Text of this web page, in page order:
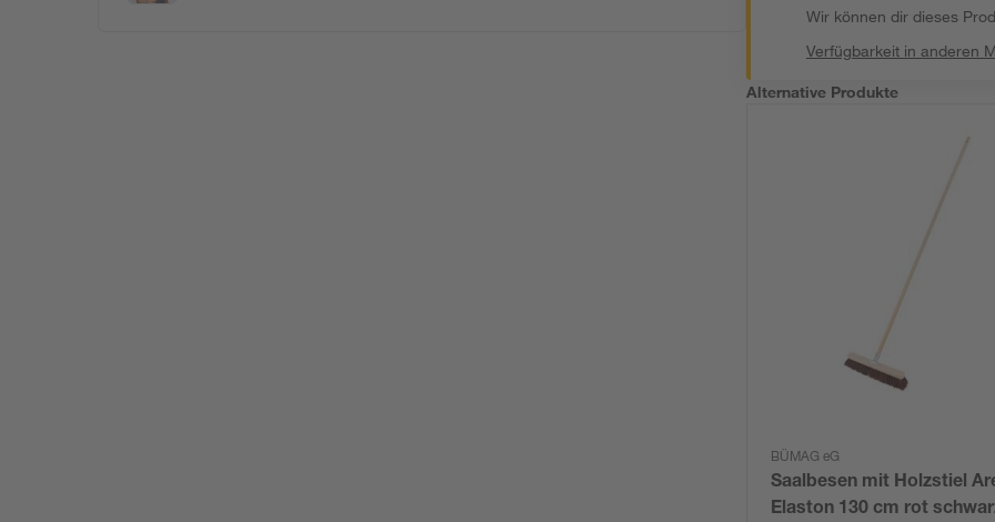
Wir können dir dieses
Verfügbarkeit in anderen
Alternative Produkte
BÜMAG eG
Saalbesen mit Holzstiel
Elaston 130 cm rot